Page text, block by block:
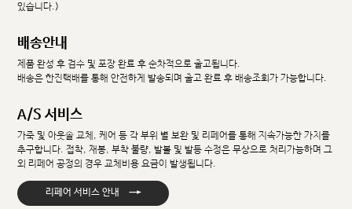
있습니다.)
배송안내
제품 완성 후 검수 및 포장 완료 후 순차적으로 출고됩니다.
배송은 한진택배를 통해 안전하게 발송되며 출고 완료 후 배송조회가 가능합니다.
A/S 서비스
가죽 및 아웃솔 교체, 케어 등 각 부위 별 보완 및 리페어를 통해 지속가능한 가치를
추구합니다. 접착, 재봉, 부착 불량, 발볼 및 발등 수정은 무상으로 처리가능하며 그
외 리페어 공정의 경우 교체비용 요금이 발생됩니다.
리페어 서비스 안내 →